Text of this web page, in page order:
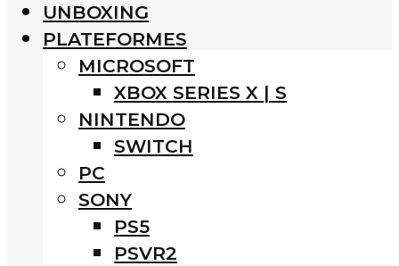
UNBOXING
PLATEFORMES
MICROSOFT
XBOX SERIES X | S
NINTENDO
SWITCH
PC
SONY
PS5
PSVR2